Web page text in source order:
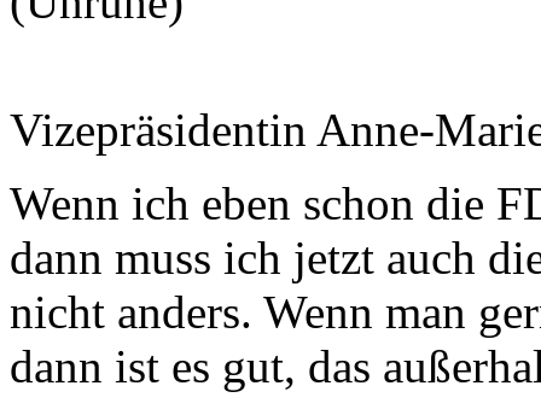
Vizepräsidentin Anne-
Wenn ich eben schon die
dann muss ich jetzt auch
nicht anders. Wenn man
dann ist es gut, das